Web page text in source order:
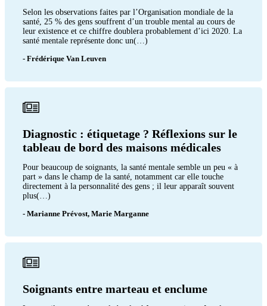
Selon les observations faites par l’Organisation mondiale de la
santé, 25 % des gens souffrent d’un trouble mental au cours de
leur existence et ce chiffre doublera probablement d’ici 2020. La
santé mentale représente donc un(…)
- Frédérique Van Leuven
Diagnostic : étiquetage ? Réflexions sur le
tableau de bord des maisons médicales
Pour beaucoup de soignants, la santé mentale semble un peu « à
part » dans le champ de la santé, notamment car elle touche
directement à la personnalité des gens ; il leur apparaît souvent
plus(…)
- Marianne Prévost, Marie Marganne
Soignants entre marteau et enclume